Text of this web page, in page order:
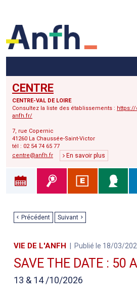
CENTRE
CENTRE-VAL DE LOIRE
Consultez la liste des établissements :
anfh.fr/
7, rue Copernic
41260 La Chaussée-Saint-Victor
tél : 02 54 74 65 77
centre@anfh.fr
En savoir plus
Précédent Suivant
VIE DE L'ANFH Publié le 18/03/
SAVE THE DATE : 50
13 & 14 /10/2026